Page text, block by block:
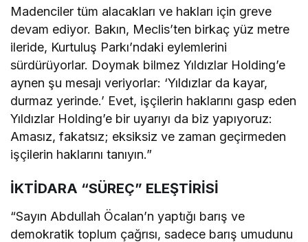
Madenciler tüm alacakları ve hakları için greve
devam ediyor. Bakın, Meclis’ten birkaç yüz metre
ileride, Kurtuluş Parkı’ndaki eylemlerini
sürdürüyorlar. Doymak bilmez Yıldızlar Holding’e
aynen şu mesajı veriyorlar: ‘Yıldızlar da kayar,
durmaz yerinde.’ Evet, işçilerin haklarını gasp eden
Yıldızlar Holding’e bir uyarıyı da biz yapıyoruz:
Amasız, fakatsız; eksiksiz ve zaman geçirmeden
işçilerin haklarını tanıyın.”
İKTİDARA “SÜREÇ” ELEŞTİRİSİ
“Sayın Abdullah Öcalan’n yaptığı barış ve
demokratik toplum çağrısı, sadece barış umudunu